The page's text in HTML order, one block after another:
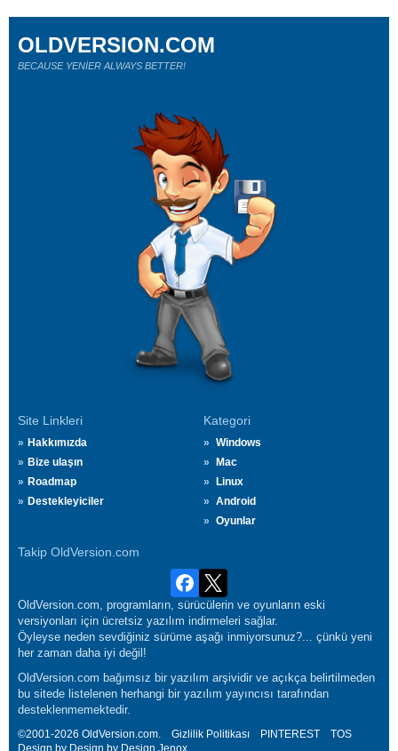
Site Linkleri
Hakkımızda
Bize ulaşın
Roadmap
Destekleyiciler
Kategori
Windows
Mac
Linux
Android
Oyunlar
Takip OldVersion.com
OLDVERSION.COM
BECAUSE YENİER ALWAYS BETTER!
OldVersion.com, programların, sürücülerin ve oyunların eski
versiyonları için ücretsiz yazılım indirmeleri sağlar.
Öyleyse neden sevdiğiniz sürüme aşağı inmiyorsunuz?... çünkü yeni
her zaman daha iyi değil!
OldVersion.com bağımsız bir yazılım arşividir ve açıkça belirtilmeden
bu sitede listelenen herhangi bir yazılım yayıncısı tarafından
desteklenmemektedir.
©2001-2026 OldVersion.com. Gizlilik Politikası PINTEREST
TOS
Design by Design by Design Jenox